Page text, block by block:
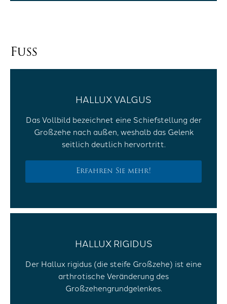
Fuss
HALLUX VALGUS
Das Vollbild bezeichnet eine Schiefstellung der
Großzehe nach außen, weshalb das Gelenk
seitlich deutlich hervortritt.
Erfahren Sie mehr!
HALLUX RIGIDUS
Der Hallux rigidus (die steife Großzehe) ist eine
arthrotische Veränderung des
Großzehengrundgelenkes.